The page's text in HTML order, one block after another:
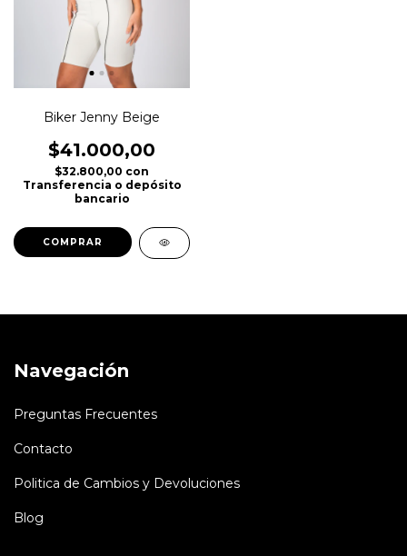
Biker Jenny Beige
$41.000,00
$32.800,00 con
Transferencia o depósito
bancario
COMPRAR
Navegación
Preguntas Frecuentes
Contacto
Politica de Cambios y Devoluciones
Blog